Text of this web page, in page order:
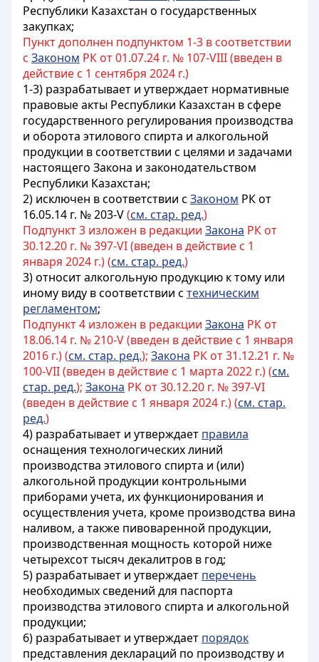
Республики Казахстан о государственных
закупках;
Пункт дополнен подпунктом 1-3 в соответствии
с Законом РК от 01.07.24 г. № 107-VIII (введен в
действие с 1 сентября 2024 г.)
1-3) разрабатывает и утверждает нормативные
правовые акты Республики Казахстан в сфере
государственного регулирования производства
и оборота этилового спирта и алкогольной
продукции в соответствии с целями и задачами
настоящего Закона и законодательством
Республики Казахстан;
2) исключен в соответствии с Законом РК от
16.05.14 г. № 203-V(см. стар. ред.)
Подпункт 3 изложен в редакции Закона РК от
30.12.20 г. № 397-VI (введен в действие с 1
января 2024 г.) (см. стар. ред.)
3) относит алкогольную продукцию к тому или
иному виду в соответствии с техническим
регламентом;
Подпункт 4 изложен в редакции Закона РК от
18.06.14 г. № 210-V (введен в действие с 1 января
2016 г.) (см. стар. ред.); Закона РК от 31.12.21 г. №
100-VII (введен в действие с 1 марта 2022 г.) (см.
стар. ред.); Закона РК от 30.12.20 г. № 397-VI
(введен в действие с 1 января 2024 г.) (см. стар.
ред.)
4) разрабатывает и утверждает правила
оснащения технологических линий
производства этилового спирта и (или)
алкогольной продукции контрольными
приборами учета, их функционирования и
осуществления учета, кроме производства вина
наливом, а также пивоваренной продукции,
производственная мощность которой ниже
четырехсот тысяч декалитров в год;
5) разрабатывает и утверждает перечень
необходимых сведений для паспорта
производства этилового спирта и алкогольной
продукции;
6) разрабатывает и утверждает порядок
представления деклараций по производству и